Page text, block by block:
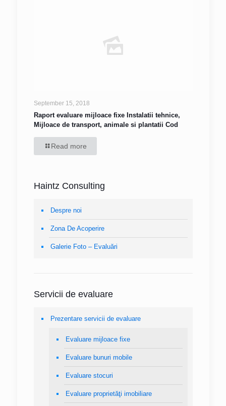
September 15, 2018
Raport evaluare mijloace fixe Instalatii tehnice,
Mijloace de transport, animale si plantatii Cod
Read more
Haintz Consulting
Despre noi
Zona De Acoperire
Galerie Foto – Evaluări
Servicii de evaluare
Prezentare servicii de evaluare
Evaluare mijloace fixe
Evaluare bunuri mobile
Evaluare stocuri
Evaluare proprietăţi imobiliare